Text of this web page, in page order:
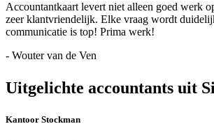
Accountantkaart levert niet alleen goed werk
zeer klantvriendelijk. Elke vraag wordt
communicatie is top! Prima werk!
- Wouter van de Ven
Uitgelichte accountants uit
Kantoor Stockman